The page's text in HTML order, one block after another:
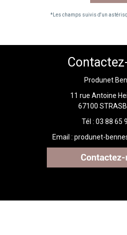
*Les champs suivis d'un
Produnet
11 rue Antoine
67100
Tél : 03 88 65
Email : produnet-